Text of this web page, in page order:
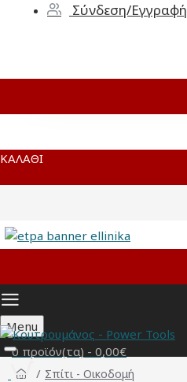
Σύνδεση/Εγγραφή
ΚΑΛΆΘΙ
Menu
0 προϊόν(τα) - 0,00€
Σπίτι - Οικοδομή